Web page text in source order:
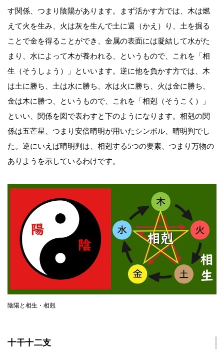
す関係、つまり陰陽があります。まず活かす方では、木は燃
えて火を生み、火は灰を生んで土に還（かえ）り、土を掘る
ことで金を得ることができ、金属の表面には凝結して水がた
まり、水によって木が養われる、というもので、これを「相
生（そうしょう）」といいます。逆に他を負かす方では、木
は土に勝ち、土は水に勝ち、水は火に勝ち、火は金に勝ち、
金は木に勝つ、というもので、これを「相剋（そうこく）」
といい、関係を図で表わすと下のようになります。相剋の関
係は五芒星、つまり安倍晴明が用いたシンボル、晴明判でし
た。逆にいえば晴明判は、相剋する5つの要素、つまり万物の
ありようを示しているわけです。
陰陽と相生・相剋
十干十二支